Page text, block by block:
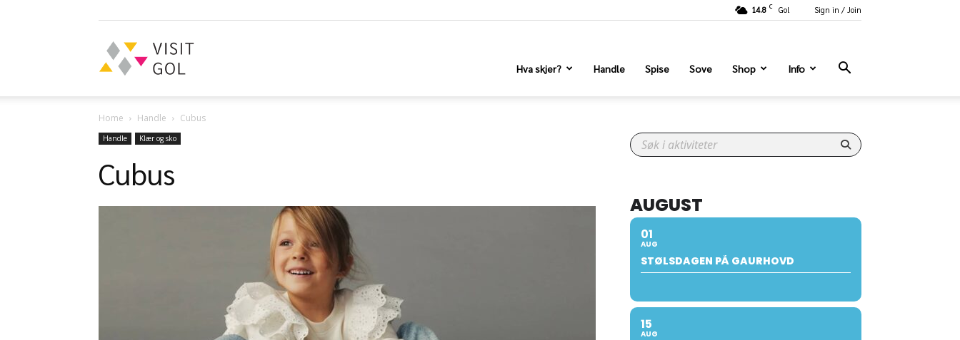
14.8 C Gol Sign in / Join
Hva skjer? Handle Spise Sove Shop Info
Home Handle Cubus
Handle Klær og sko
Cubus
AUGUST
01
AUG
STØLSDAGEN PÅ GAURHOVD
15
AUG